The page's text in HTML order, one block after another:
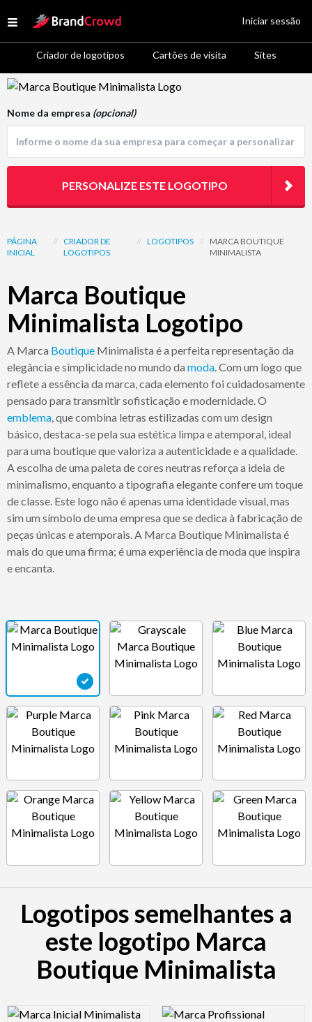
Open menu
Site Logo
Criador de logotipos Cartões de visita Sites
Iniciar sessão
Logo Template Preview
PÁGINA
INICIAL
// CRIADOR DE
LOGOTIPOS
// LOGOTIPOS //
MARCA BOUTIQUE
MINIMALISTA
Marca Boutique
Minimalista Logotipo
A Marca Boutique Minimalista é a perfeita representação da
elegância e simplicidade no mundo da moda. Com um logo que
reflete a essência da marca, cada elemento foi cuidadosamente
pensado para transmitir sofisticação e modernidade. O
emblema, que combina letras estilizadas com um design
básico, destaca-se pela sua estética limpa e atemporal, ideal
para uma boutique que valoriza a autenticidade e a qualidade.
A escolha de uma paleta de cores neutras reforça a ideia de
minimalismo, enquanto a tipografia elegante confere um toque
de classe. Este logo não é apenas uma identidade visual, mas
sim um símbolo de uma empresa que se dedica à fabricação de
peças únicas e atemporais. A Marca Boutique Minimalista é
mais do que uma firma; é uma experiência de moda que inspira
e encanta.
Nome da empresa (opcional)
PERSONALIZE ESTE LOGOTIPO
Logotipos semelhantes a
este logotipo Marca
Boutique Minimalista
Logo Preview Image Logo Preview Image